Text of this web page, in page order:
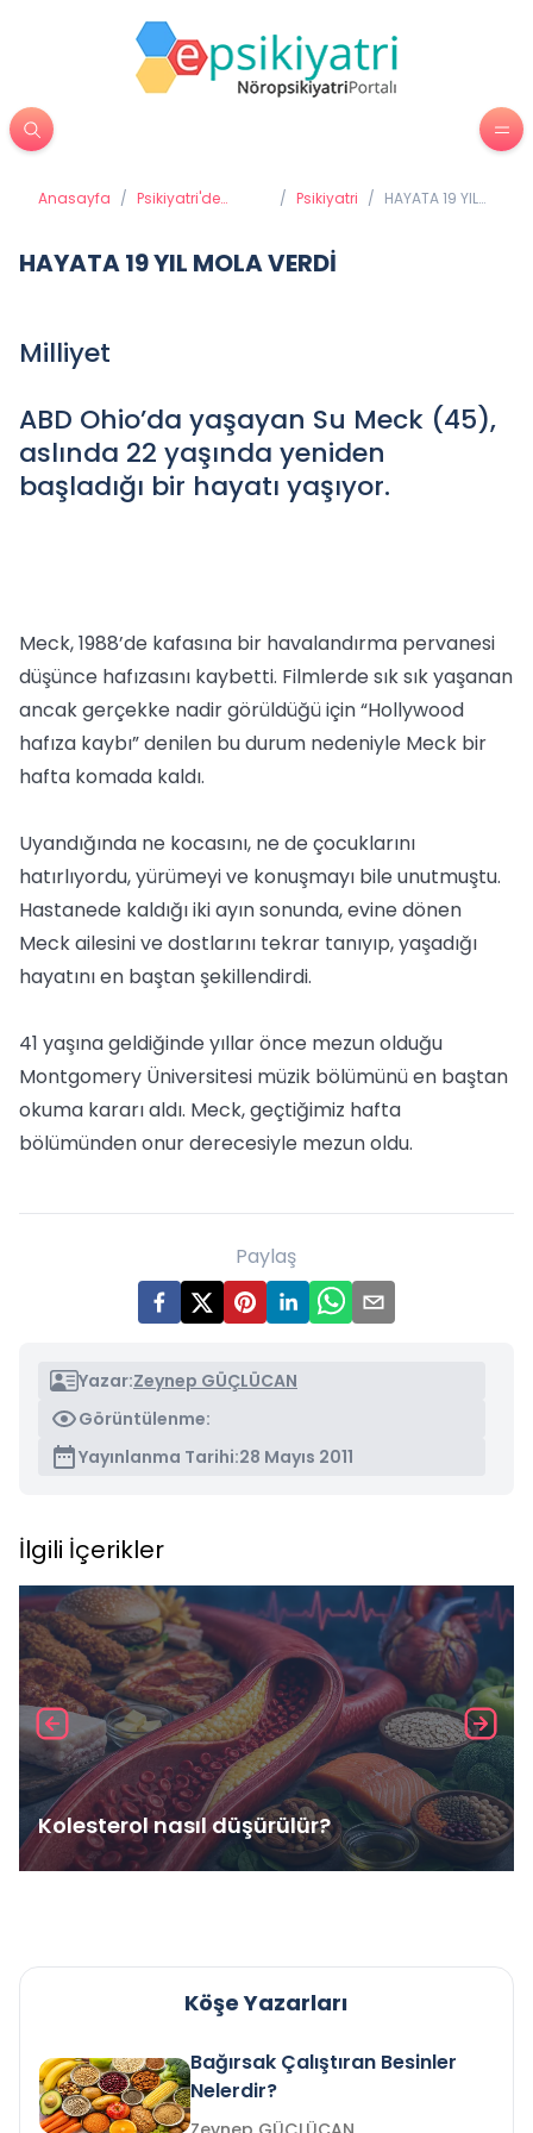
Anasayfa / Psikiyatri'de
/ Psikiyatri / HAYATA 19 YIL
HAYATA 19 YIL MOLA VERDİ
Milliyet
ABD Ohio’da yaşayan Su Meck (45),
aslında 22 yaşında yeniden
başladığı bir hayatı yaşıyor.
Meck, 1988’de kafasına bir havalandırma pervanesi
düşünce hafızasını kaybetti. Filmlerde sık sık yaşanan
ancak gerçekke nadir görüldüğü için “Hollywood
hafıza kaybı” denilen bu durum nedeniyle Meck bir
hafta komada kaldı.
Uyandığında ne kocasını, ne de çocuklarını
hatırlıyordu, yürümeyi ve konuşmayı bile unutmuştu.
Hastanede kaldığı iki ayın sonunda, evine dönen
Meck ailesini ve dostlarını tekrar tanıyıp, yaşadığı
hayatını en baştan şekillendirdi.
41 yaşına geldiğinde yıllar önce mezun olduğu
Montgomery Üniversitesi müzik bölümünü en baştan
okuma kararı aldı. Meck, geçtiğimiz hafta
bölümünden onur derecesiyle mezun oldu.
Paylaş
Yazar:Zeynep GÜÇLÜCAN
Görüntülenme:
Yayınlanma Tarihi:28 Mayıs 2011
İlgili İçerikler
Kolesterol nasıl düşürülür?
Köşe Yazarları
Bağırsak Çalıştıran Besinler
Nelerdir?